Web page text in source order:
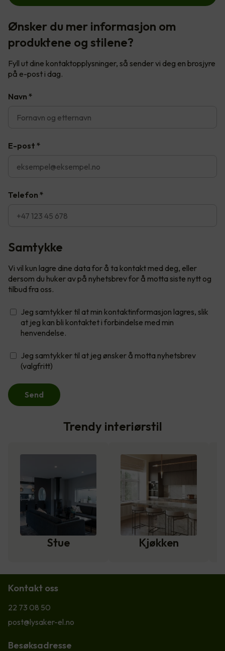
Ønsker du mer informasjon om
produktene og stilene?
Fyll ut dine kontaktopplysninger, så sender vi deg en brosjyre
på e-post i dag.
Navn *
E-post *
Telefon *
Samtykke
Vi vil kun lagre dine data for å ta kontakt med deg, eller
dersom du huker av på nyhetsbrev for å motta siste nytt og
tilbud fra oss.
Jeg samtykker til at min kontaktinformasjon lagres, slik
at jeg kan bli kontaktet i forbindelse med min
henvendelse.
Jeg samtykker til at jeg ønsker å motta nyhetsbrev
(valgfritt)
Send
Trendy interiørstil
Stue Kjøkken
Kontakt oss
22 73 08 50
post@lysaker-el.no
Besøksadresse